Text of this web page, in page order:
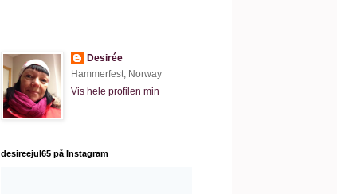
Desirée
Hammerfest, Norway
Vis hele profilen min
desireejul65 på Instagram